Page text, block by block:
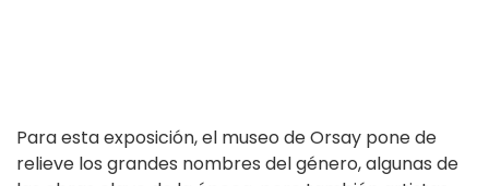
Para esta exposición, el museo de Orsay pone de
relieve los grandes nombres del género, algunas de